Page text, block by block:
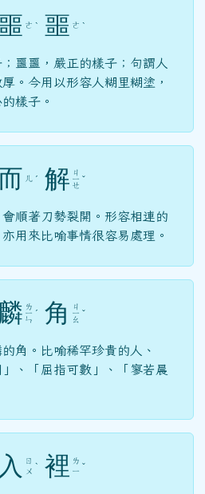
ㄜ ˋ 噩 ㄜ ˋ
噩噩，嚴正的樣子；句謂人
。今用以形容人糊里糊塗，
樣子。
ㄦ ˊ 解 ㄐ
ㄧ
ㄝ
ˇ
順著刀勢裂開。形容相連的
用來比喻事情很容易處理。
麟 ㄌ
ㄧ
ㄣ
ˊ 角 ㄐ
ㄧ
ㄠ
ˇ
角。比喻稀罕珍貴的人、
、「屈指可數」、「寥若晨
入
ㄖ
ㄨ ˋ 裡 ㄌ
ㄧ ˇ